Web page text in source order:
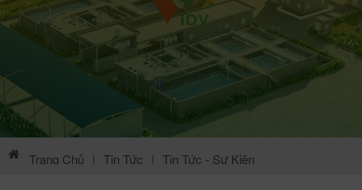
Trang Chủ | Tin Tức | Tin Tức - Sự Kiện